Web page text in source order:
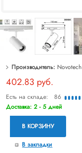
Производитель: Novotech
402.83 руб.
Есть на складе:86
Доставка: 2 - 5 дней
В КОРЗИНУ
В закладки